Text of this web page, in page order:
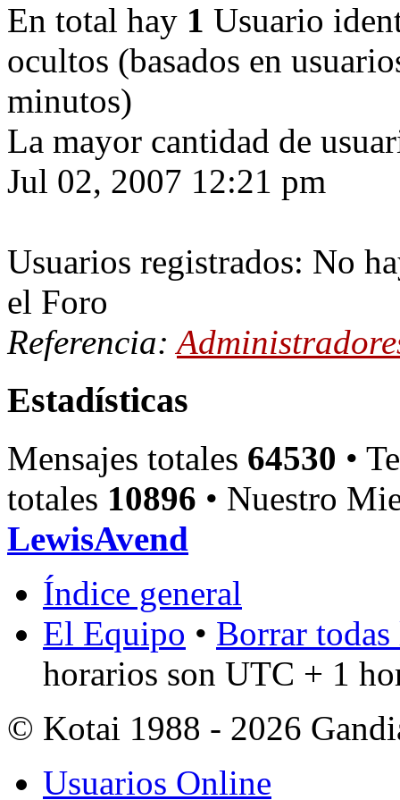
En total hay 1 Usuario
ocultos (basados en
minutos)
La mayor cantidad de
Jul 02, 2007 12:21 pm
Usuarios registrados: No
el Foro
Referencia:
Estadísticas
Mensajes totales 64530 •
totales 10896 • Nuestro
LewisAvend
Índice general
El Equipo • Borrar
horarios son UTC + 1
© Kotai 1988 - 2026
Usuarios Online